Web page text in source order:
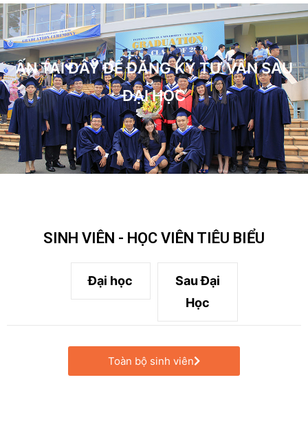
ẤN TẠI ĐÂY ĐỂ ĐĂNG KÝ TƯ VẤN SAU
ĐẠI HỌC
SINH VIÊN - HỌC VIÊN TIÊU BIỂU
Đại học
Sau Đại
Học
Toàn bộ sinh viên